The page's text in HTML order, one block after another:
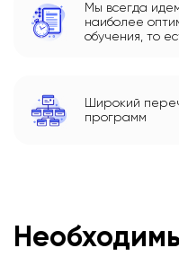
Мы всегда
наиболее
обучения, то
Широкий
программ